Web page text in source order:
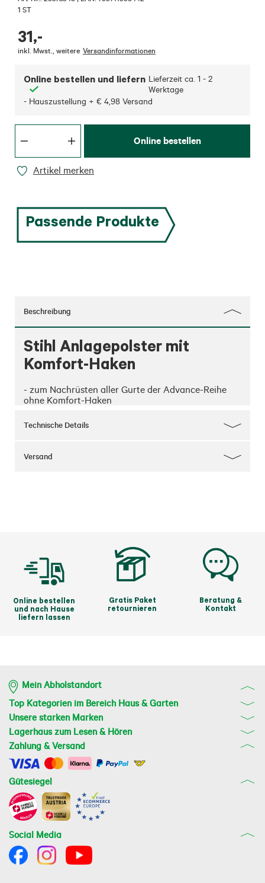
1 ST
31,-
inkl. Mwst. weitere Versandinformationen
Online bestellen und liefern Lieferzeit ca. 1 - 2
Werktage
- Hauszustellung + € 4,98 Versand
Online bestellen
Artikel merken
Passende Produkte
Beschreibung
Stihl Anlagepolster mit
Komfort-Haken
- zum Nachrüsten aller Gurte der Advance-Reihe
ohne Komfort-Haken
Technische Details
Versand
Online bestellen
und nach Hause
liefern lassen
Gratis Paket
retournieren
Beratung &
Kontakt
Mein Abholstandort
Top Kategorien im Bereich Haus & Garten
Unsere starken Marken
Lagerhaus zum Lesen & Hören
Zahlung & Versand
Gütesiegel
Social Media